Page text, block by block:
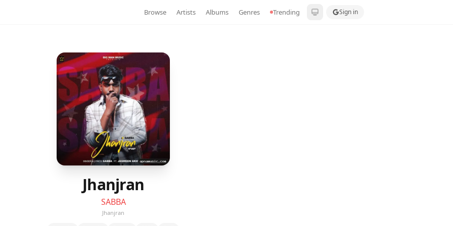
Browse Artists Albums Genres Trending Sign in
Jhanjran
SABBA
Jhanjran